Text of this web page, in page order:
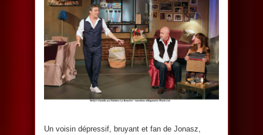
Un voisin dépressif, bruyant et fan de Jonasz,